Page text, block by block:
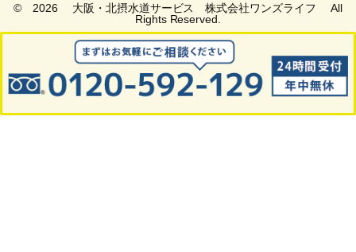
© 2026 大阪・北摂水道サービス 株式会社ワンズライフ All
Rights Reserved.